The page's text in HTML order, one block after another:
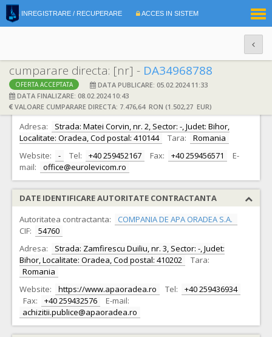
INREGISTRARE / RECUPERARE ACCES IN SISTEM
cumparare directa: [nr] - DA34968788
OFERTA ACCEPTATA
DATA PUBLICARE: 05.02.2024 11:33
DATA FINALIZARE: 08.02.2024 10:43
VALOARE CUMPARARE DIRECTA: 7.476,64 RON (1.502,27 EUR)
DATE IDENTIFICARE OFERTANT
Ofertant: S.C. EUROLEVICOM S.R.L. S.R.L. CIF: 5315786
Adresa:
Strada: Matei Corvin, nr. 2, Sector: -, Judet: Bihor,
Localitate: Oradea, Cod postal: 410144
Tara:
Romania
Website:
- Tel: +40 259452167 Fax: +40 259456571
E-
mail:
office@eurolevicom.ro
DATE IDENTIFICARE AUTORITATE CONTRACTANTA
Autoritatea contractanta:
COMPANIA DE APA ORADEA S.A.
CIF:
54760
Adresa:
Strada: Zamfirescu Duiliu, nr. 3, Sector: -, Judet:
Bihor, Localitate: Oradea, Cod postal: 410202
Tara:
Romania
Website:
https://www.apaoradea.ro Tel:
+40 259436934
Fax:
+40 259432576
E-mail:
achizitii.publice@apaoradea.ro